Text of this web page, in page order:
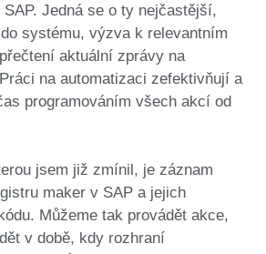
SAP. Jedná se o ty nejčastější,
systému, výzva k relevantním
aktuální zprávy na
na automatizaci zefektivňují a
programováním všech akcí od
jsem již zmínil, je záznam
maker v SAP a jejich
Můžeme tak provádět akce,
v době, kdy rozhraní